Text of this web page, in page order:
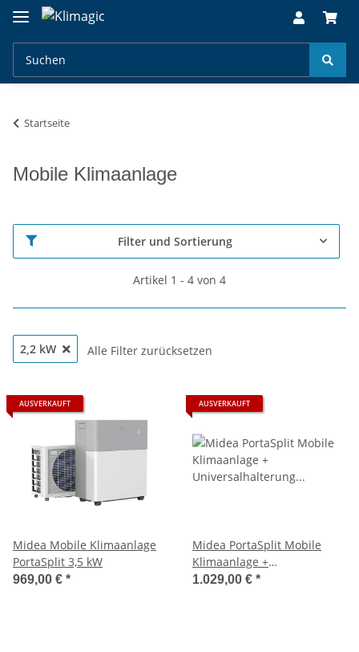
Startseite
Mobile Klimaanlage
Filter und Sortierung
Artikel 1 - 4 von 4
2,2 kW Alle Filter zurücksetzen
AUSVERKAUFT
Midea Mobile Klimaanlage
PortaSplit 3,5 kW
969,00 € *
AUSVERKAUFT
Midea PortaSplit Mobile
Klimaanlage +
Universalhalterung
1.029,00 € *